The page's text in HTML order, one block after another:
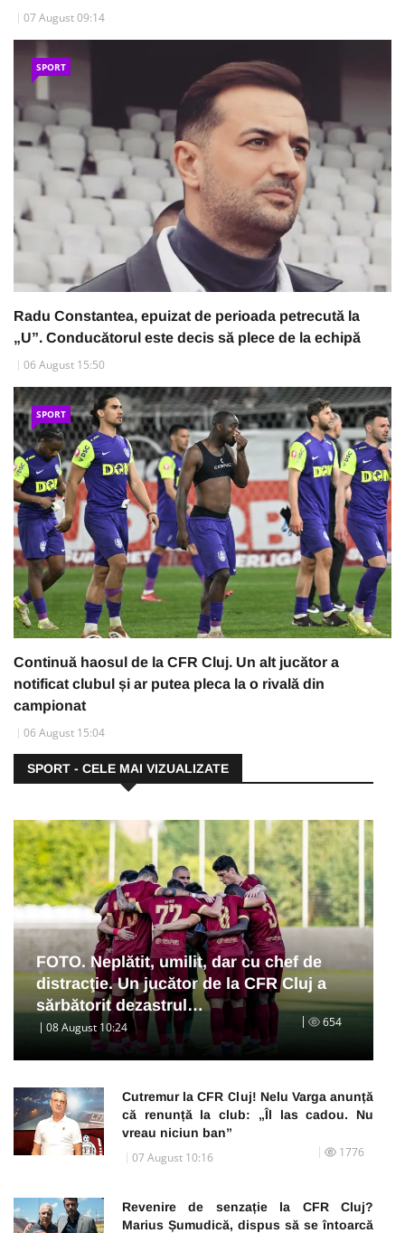
07 August 09:14
SPORT
Radu Constantea, epuizat de perioada petrecută la
„U”. Conducătorul este decis să plece de la echipă
06 August 15:50
SPORT
Continuă haosul de la CFR Cluj. Un alt jucător a
notificat clubul și ar putea pleca la o rivală din
campionat
06 August 15:04
SPORT - CELE MAI VIZUALIZATE
FOTO. Neplătit, umilit, dar cu chef de
distracţie. Un jucător de la CFR Cluj a
sărbătorit dezastrul…
08 August 10:24 654
Cutremur la CFR Cluj! Nelu Varga anunță
că renunță la club: „Îl las cadou. Nu
vreau niciun ban”
07 August 10:16 1776
Revenire de senzație la CFR Cluj?
Marius Șumudică, dispus să se întoarcă